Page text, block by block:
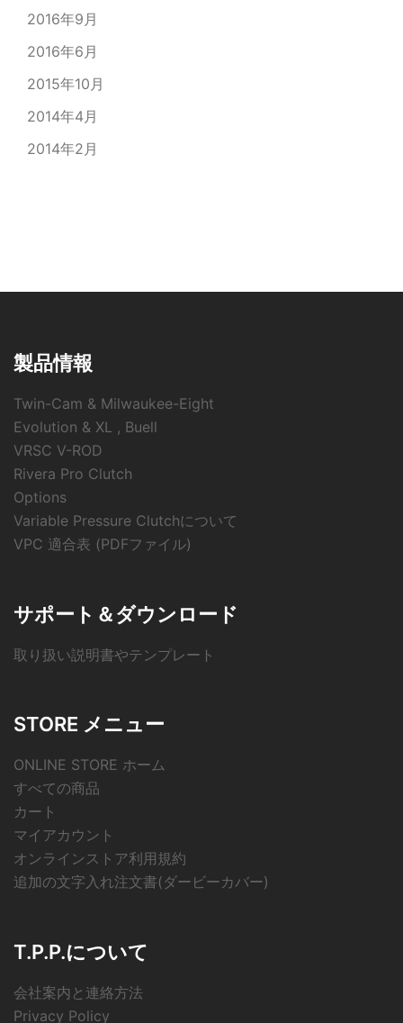
2016年9月
2016年6月
2015年10月
2014年4月
2014年2月
製品情報
Twin-Cam & Milwaukee-Eight
Evolution & XL , Buell
VRSC V-ROD
Rivera Pro Clutch
Options
Variable Pressure Clutchについて
VPC 適合表 (PDFファイル)
サポート＆ダウンロード
取り扱い説明書やテンプレート
STORE メニュー
ONLINE STORE ホーム
すべての商品
カート
マイアカウント
オンラインストア利用規約
追加の文字入れ注文書(ダービーカバー)
T.P.P.について
会社案内と連絡方法
Privacy Policy